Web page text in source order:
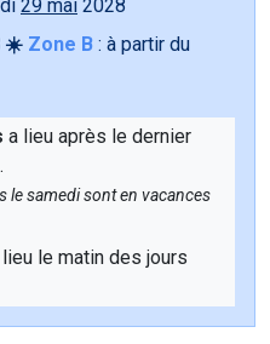
29 mai 2028
☀️ Zone B : à partir du
a lieu après le dernier
le samedi sont en vacances
le matin des jours